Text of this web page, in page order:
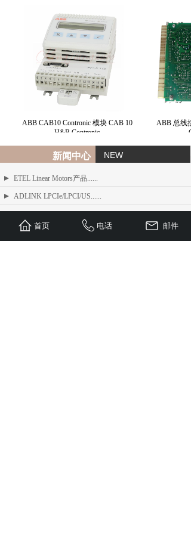
ABB CAB10 Contronic 模块 CAB 10
H&B Contronic
ABB 总线
新闻中心 NEW
ETEL Linear Motors产品......
ADLINK LPCIe/LPCI/US......
ADLINK MXE-1300 系列工业......
首页 电话 邮件